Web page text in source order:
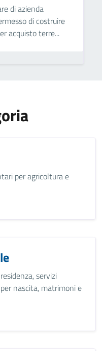
di azienda
di costruire
acquisto terre...
per agricoltura e
servizi
nascita, matrimoni e